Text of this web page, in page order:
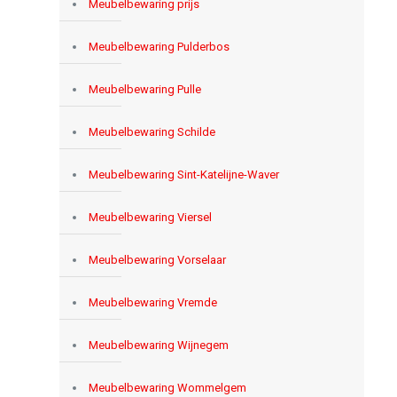
Meubelbewaring prijs
Meubelbewaring Pulderbos
Meubelbewaring Pulle
Meubelbewaring Schilde
Meubelbewaring Sint-Katelijne-Waver
Meubelbewaring Viersel
Meubelbewaring Vorselaar
Meubelbewaring Vremde
Meubelbewaring Wijnegem
Meubelbewaring Wommelgem